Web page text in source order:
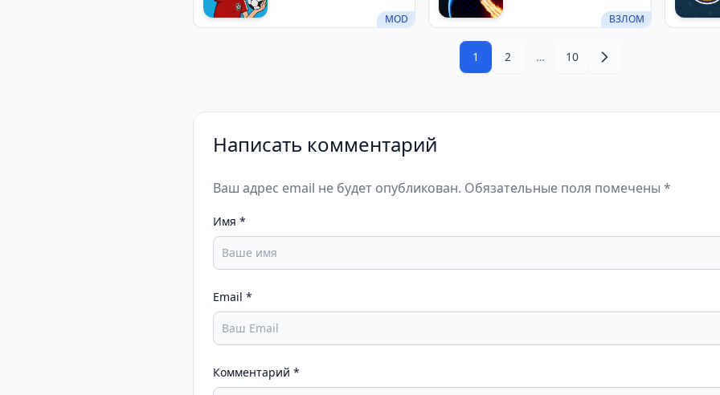
MOD ВЗЛОМ
1 2 … 10
Написать комментарий
Ваш адрес email не будет опубликован. Обязательные поля помечены *
Имя *
Email *
Комментарий *